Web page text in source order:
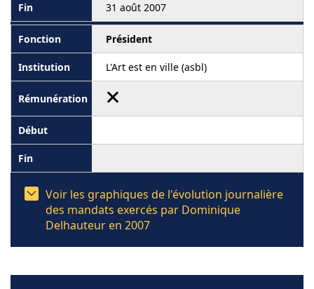
31 août 2007
Président
L'Art est en ville (asbl)
Voir les graphiques de l'évolution journalière
des mandats exercés par Dominique
Delhauteur en 2007